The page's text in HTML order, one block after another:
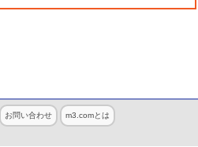
お問い合わせ m3.comとは